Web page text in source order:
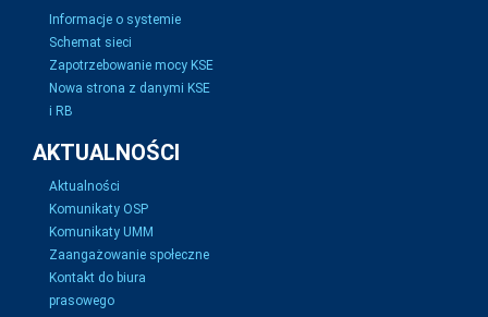
Informacje o systemie
Schemat sieci
Zapotrzebowanie mocy KSE
Nowa strona z danymi KSE
i RB
AKTUALNOŚCI
Aktualności
Komunikaty OSP
Komunikaty UMM
Zaangażowanie społeczne
Kontakt do biura
prasowego